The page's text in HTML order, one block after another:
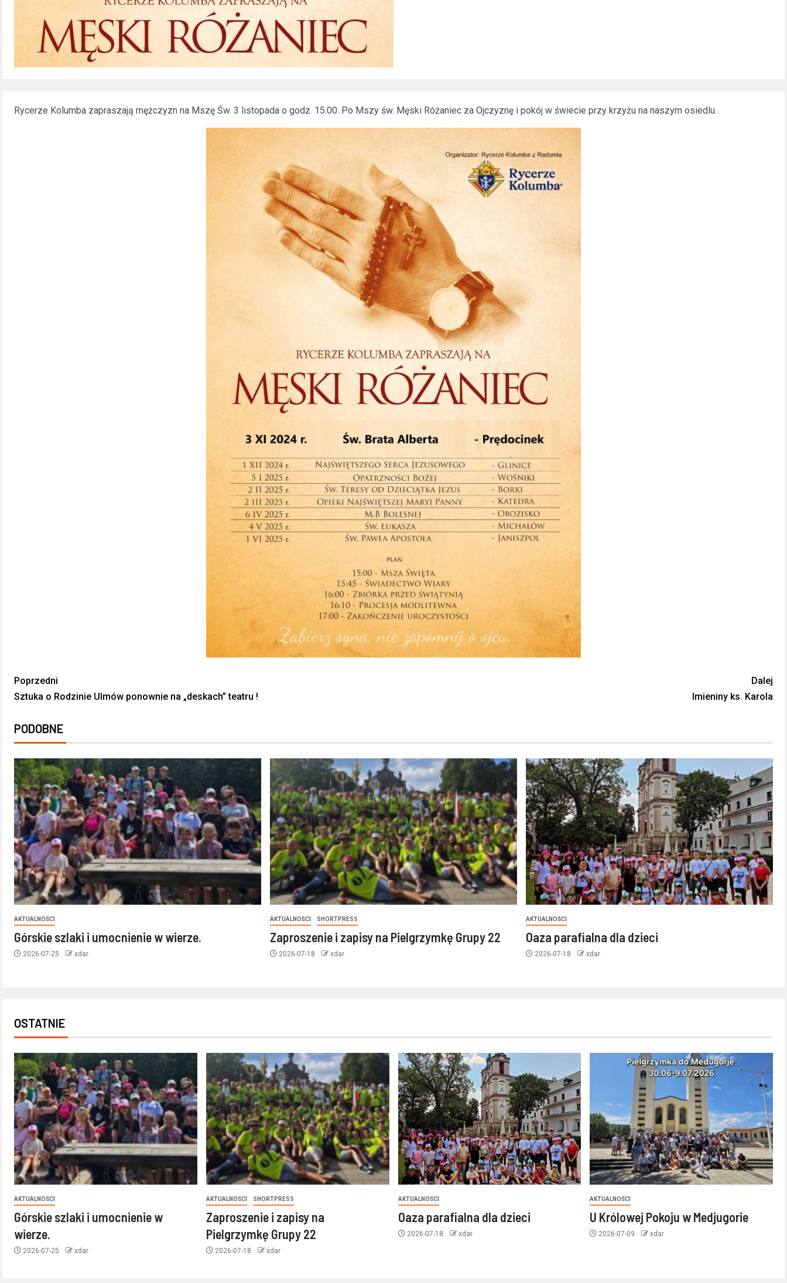
Rycerze Kolumba zapraszają mężczyzn na Mszę Św. 3 listopada o godz. 15.00. Po Mszy św. Męski Różaniec za Ojczyznę i pokój w świecie przy krzyżu na naszym osiedlu.
Poprzedni
Sztuka o Rodzinie Ulmów ponownie na „deskach” teatru !
Dalej
Imieniny ks. Karola
PODOBNE
AKTUALNOŚCI
Górskie szlaki i umocnienie w wierze.
2026-07-25 xdar
AKTUALNOŚCI SHORTPRESS
Zaproszenie i zapisy na Pielgrzymkę Grupy 22
2026-07-18 xdar
AKTUALNOŚCI
Oaza parafialna dla dzieci
2026-07-18 xdar
OSTATNIE
AKTUALNOŚCI
Górskie szlaki i umocnienie w
wierze.
2026-07-25 xdar
AKTUALNOŚCI SHORTPRESS
Zaproszenie i zapisy na
Pielgrzymkę Grupy 22
2026-07-18 xdar
AKTUALNOŚCI
Oaza parafialna dla dzieci
2026-07-18 xdar
AKTUALNOŚCI
U Królowej Pokoju w Medjugorie
2026-07-09 xdar